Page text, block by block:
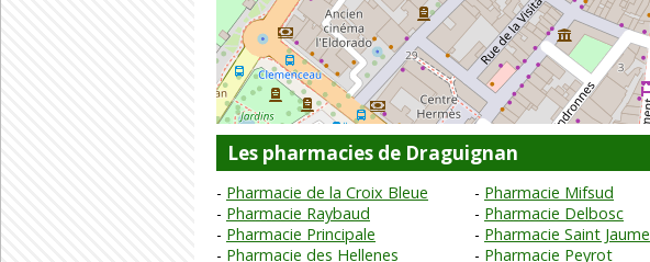
Les pharmacies de Draguignan
Pharmacie de la Croix Bleue
Pharmacie Mifsud
Pharmacie Raybaud
Pharmacie Delbosc
Pharmacie Principale
Pharmacie Saint Jaume
Pharmacie des Hellenes
Pharmacie Peyrot